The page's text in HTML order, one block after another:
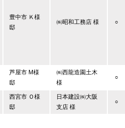
豊中市 Ｋ様
邸
㈱昭和工務店 様 ○
芦屋市 M様
邸
㈱西龍造園土木
様
○
西宮市 Ｏ様
邸
日本建設㈱大阪
支店 様
○